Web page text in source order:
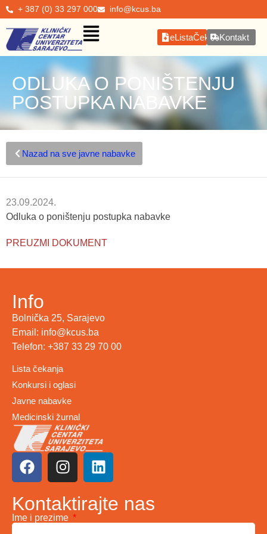
+ 387 (0) 33 297 000 info@kcus.ba
eListaČekanjaKontakt
ODLUKA O PONIŠTENJU
POSTUPKA NABAVKE
Nazad na sve javne nabavke
23.09.2024.
Odluka o poništenju postupka nabavke
PREUZMI DOKUMENT
Info
Bolnička 25, Sarajevo
Email: info@kcus.ba
Telefon: +387 33 29 70 00
Lista čekanja
Konkursi i oglasi
Javne nabavke
Medicinski žurnal
Kontaktirajte nas
Ime i prezime